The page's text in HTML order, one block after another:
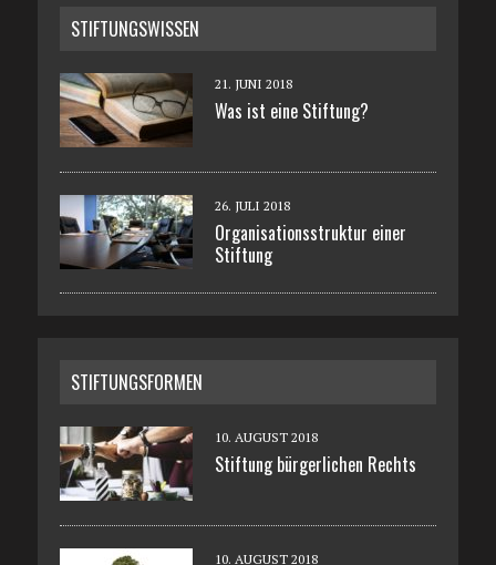
STIFTUNGSWISSEN
21. JUNI 2018
Was ist eine Stiftung?
26. JULI 2018
Organisationsstruktur einer
Stiftung
STIFTUNGSFORMEN
10. AUGUST 2018
Stiftung bürgerlichen Rechts
10. AUGUST 2018